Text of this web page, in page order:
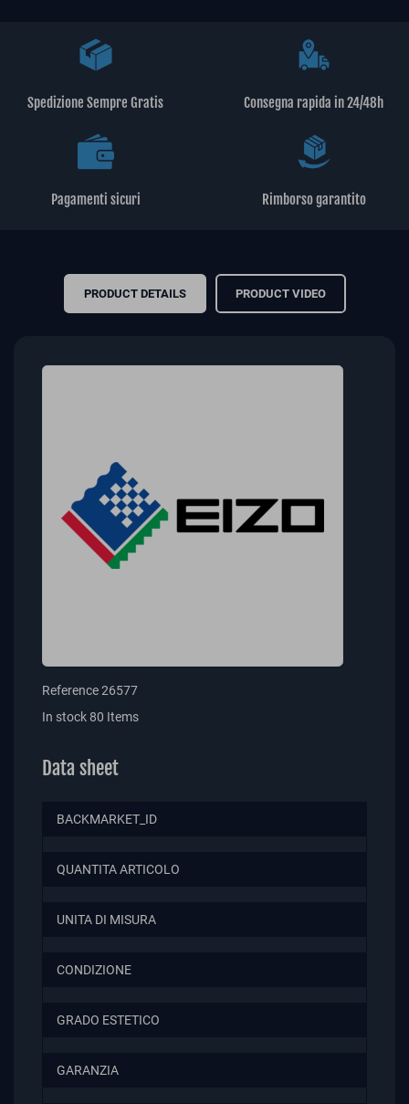
Spedizione Sempre Gratis Consegna rapida in 24/48h
Pagamenti sicuri Rimborso garantito
PRODUCT DETAILS PRODUCT VIDEO
Reference26577
In stock80 Items
Data sheet
BACKMARKET_ID
QUANTITA ARTICOLO
UNITA DI MISURA
CONDIZIONE
GRADO ESTETICO
GARANZIA